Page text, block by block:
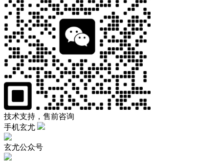
技术支持，售前咨询
手机玄尤
玄尤公众号